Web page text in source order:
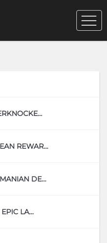
REWAR...
DE...
LA...